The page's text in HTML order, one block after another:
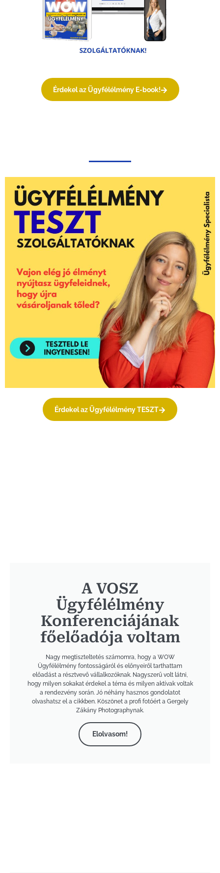
Érdekel az Ügyfélélmény E-book!
Érdekel az Ügyfélélmény TESZT
A VOSZ
Ügyfélélmény
Konferenciájának
főelőadója voltam
Nagy megtiszteltetés számomra, hogy a WOW
Ügyfélélmény fontosságáról és előnyeiről tarthattam
előadást a résztvevő vállalkozóknak. Nagyszerű volt látni,
hogy milyen sokakat érdekel a téma és milyen aktívak voltak
a rendezvény során. Jó néhány hasznos gondolatot
olvashatsz el a cikkben. Köszönet a profi fotóért a Gergely
Zákány Photographynak.
Elolvasom!